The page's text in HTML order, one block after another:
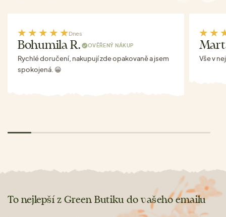
Dnes
Bohumila R. OVĚŘENÝ NÁKUP
Rychlé doručení, nakupují zde opakovaně a jsem
spokojená. 😀
Vše v
To nejlepší z Green Butiku do vašeho emailu